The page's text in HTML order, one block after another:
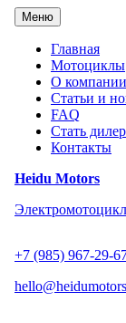
Перейти
содержанию
Heidu Motors
+7 (985) 967-29-
Меню
Главная
Мотоциклы
О компании
Статьи и
FAQ
Стать
Контакты